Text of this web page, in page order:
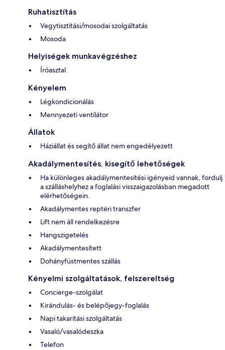
Ruhatisztítás
Vegytisztítási/mosodai szolgáltatás
Mosoda
Helyiségek munkavégzéshez
Íróasztal
Kényelem
Légkondicionálás
Mennyezeti ventilátor
Állatok
Háziállat és segítő állat nem engedélyezett
Akadálymentesítés, kisegítő lehetőségek
Ha különleges akadálymentesítési igényeid vannak, fordulj
a szálláshelyhez a foglalási visszaigazolásban megadott
elérhetőségein.
Akadálymentes reptéri transzfer
Lift nem áll rendelkezésre
Hangszigetelés
Akadálymentesített
Dohányfüstmentes szállás
Kényelmi szolgáltatások, felszereltség
Concierge-szolgálat
Kirándulás- és belépőjegy-foglalás
Napi takarítási szolgáltatás
Vasaló/vasalódeszka
Telefon